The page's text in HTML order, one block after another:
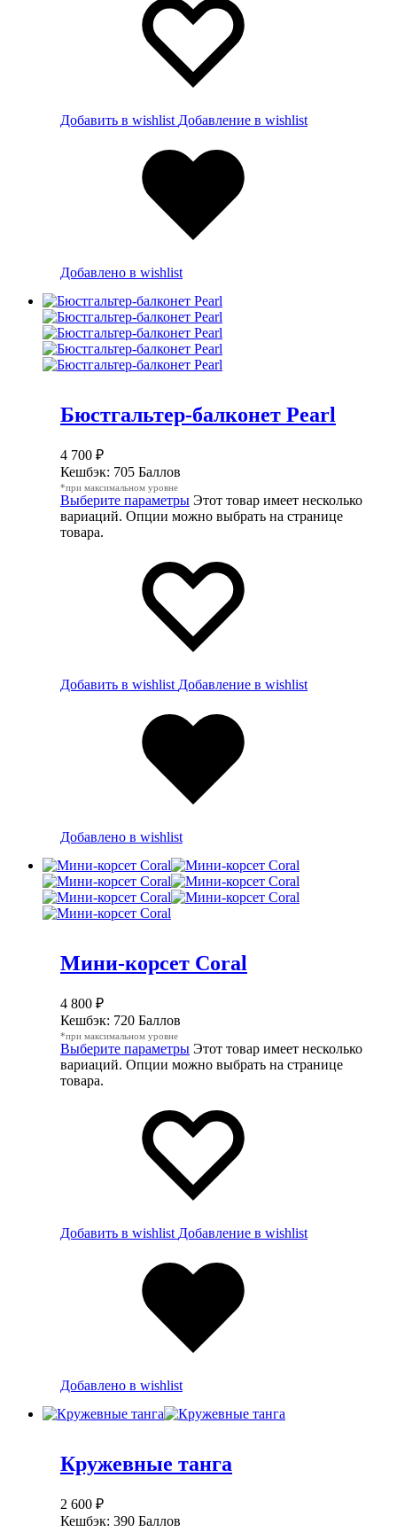
Добавить в wishlist Добавление в wishlist
Добавлено в wishlist
Бюстгальтер-балконет Pearl
4 700 ₽
Кешбэк: 705 Баллов
*при максимальном уровне
Выберите параметры Этот товар имеет несколько
вариаций. Опции можно выбрать на странице
товара.
Добавить в wishlist Добавление в wishlist
Добавлено в wishlist
Мини-корсет Coral
4 800 ₽
Кешбэк: 720 Баллов
*при максимальном уровне
Выберите параметры Этот товар имеет несколько
вариаций. Опции можно выбрать на странице
товара.
Добавить в wishlist Добавление в wishlist
Добавлено в wishlist
Кружевные танга
2 600 ₽
Кешбэк: 390 Баллов